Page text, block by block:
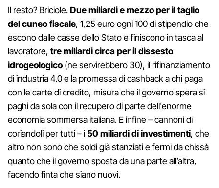
Il resto? Briciole.Due miliardi e mezzo per il taglio
del cuneo fiscale, 1,25 euro ogni 100 di stipendio che
escono dalle casse dello Stato e finiscono in tasca al
lavoratore, tre miliardi circa per il dissesto
idrogeologico (ne servirebbero 30), il rifinanziamento
di industria 4.0 e la promessa di cashback a chi paga
con le carte di credito, misura che il governo spera si
paghi da sola con il recupero di parte dell'enorme
economia sommersa italiana. E infine – cannoni di
coriandoli per tutti – i 50 miliardi di investimenti, che
altro non sono che soldi già stanziati e fermi da chissà
quanto che il governo sposta da una parte all’altra,
facendo finta che siano nuovi.